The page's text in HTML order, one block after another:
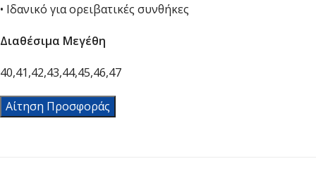
• Ιδανικό για ορειβατικές συνθήκες
Διαθέσιμα Μεγέθη
40,41,42,43,44,45,46,47
Αίτηση Προσφοράς